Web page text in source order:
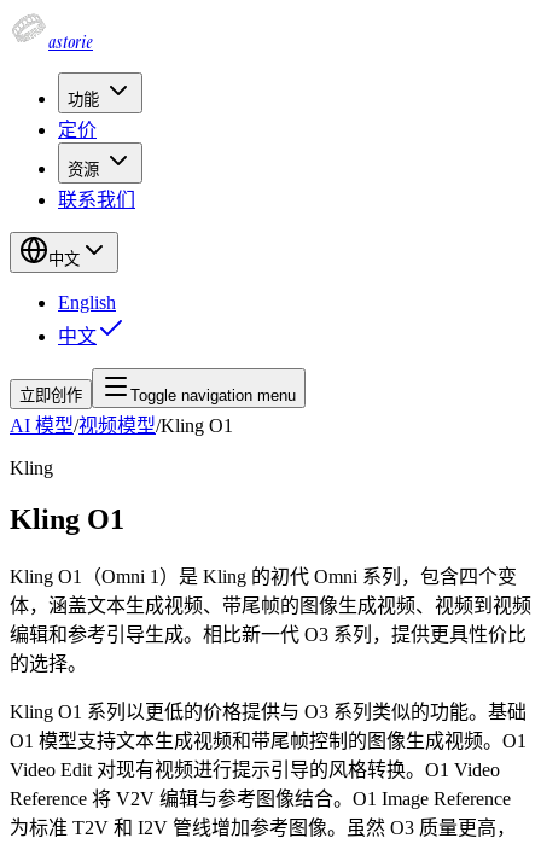
astorie
功能
定价
资源
联系我们
中文
English
中文
立即创作 Toggle navigation menu
AI 模型/视频模型/Kling O1
Kling
Kling O1
Kling O1（Omni 1）是 Kling 的初代 Omni 系列，包含四个变
体，涵盖文本生成视频、带尾帧的图像生成视频、视频到视频
编辑和参考引导生成。相比新一代 O3 系列，提供更具性价比
的选择。
Kling O1 系列以更低的价格提供与 O3 系列类似的功能。基础
O1 模型支持文本生成视频和带尾帧控制的图像生成视频。O1
Video Edit 对现有视频进行提示引导的风格转换。O1 Video
Reference 将 V2V 编辑与参考图像结合。O1 Image Reference
为标准 T2V 和 I2V 管线增加参考图像。虽然 O3 质量更高，